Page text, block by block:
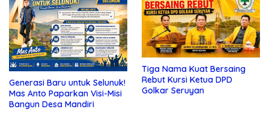
Generasi Baru untuk Selunuk!
Mas Anto Paparkan Visi-Misi
Bangun Desa Mandiri
Tiga Nama Kuat Bersaing
Rebut Kursi Ketua DPD
Golkar Seruyan